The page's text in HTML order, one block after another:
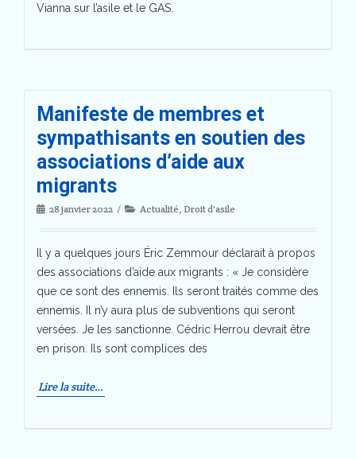
Vianna sur l’asile et le GAS.
Manifeste de membres et
sympathisants en soutien des
associations d’aide aux
migrants
28 janvier 2022 Actualité Droit d'asile
Il y a quelques jours Éric Zemmour déclarait à propos
des associations d’aide aux migrants : « Je considère
que ce sont des ennemis. Ils seront traités comme des
ennemis. Il n’y aura plus de subventions qui seront
versées. Je les sanctionne. Cédric Herrou devrait être
en prison. Ils sont complices des
Lire la suite…